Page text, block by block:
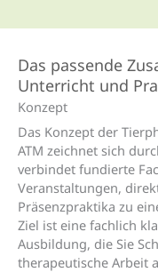
Das passende
Unterricht und
Konzept
Das Konzept der
ATM zeichnet sich
verbindet fundierte
Veranstaltungen,
Präsenzpraktika zu
Ziel ist eine fachlich
Ausbildung, die Sie
therapeutische Arbeit